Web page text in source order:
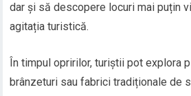
dar și să descopere locuri mai puțin
agitația turistică.
În timpul opririlor, turiștii pot explora
brânzeturi sau fabrici tradiționale de